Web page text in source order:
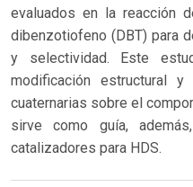
evaluados en la reacción
dibenzotiofeno (DBT) para
y selectividad. Este
modificación estructural
cuaternarias sobre el
sirve como guía,
catalizadores para HDS.